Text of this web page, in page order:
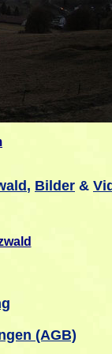
, Bilder &
(AGB)